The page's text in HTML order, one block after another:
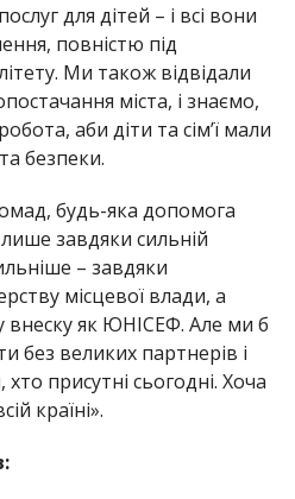
для дітей – і всі вони
повністю під
Ми також відвідали
постачання міста, і знаємо,
аби діти та сім’ї мали
безпеки.
будь-яка допомога
завдяки сильній
– завдяки
місцевої влади, а
як ЮНІСЕФ. Але ми б
без великих партнерів і
хто присутні сьогодні. Хоча
країні».